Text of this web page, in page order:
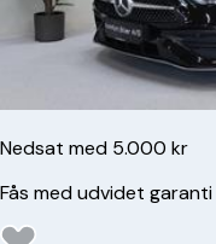
Nedsat med 5.000 kr
Fås med udvidet garanti